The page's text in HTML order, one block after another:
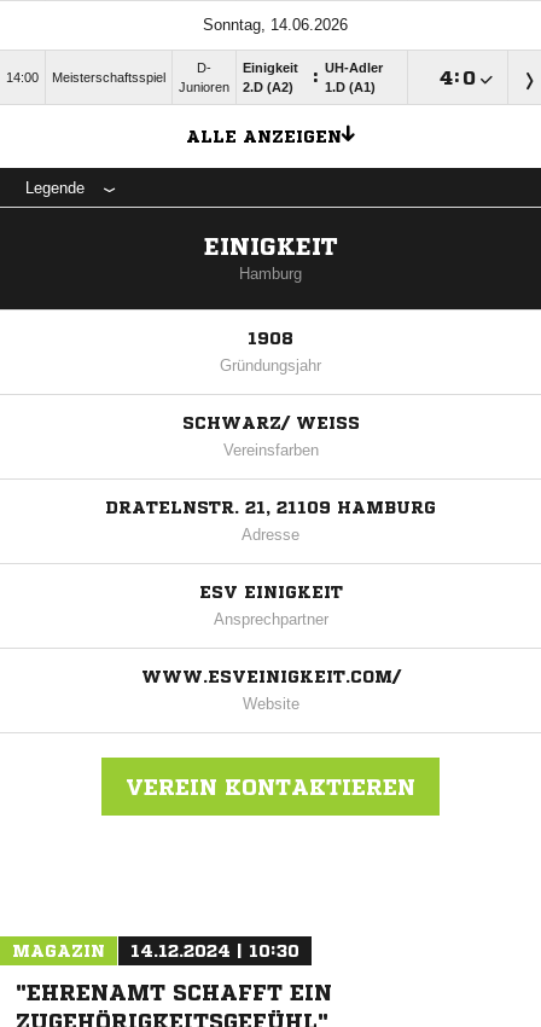
Sonntag, 14.06.2026
14:00 Meisterschaftsspiel
D-
Junioren
Einigkeit
2.D (A2)
: UH-Adler
1.D (A1)
: 
ALLE ANZEIGEN
Legende
EINIGKEIT
Hamburg
1908
Gründungsjahr
SCHWARZ/ WEISS
Vereinsfarben
DRATELNSTR. 21, 21109 HAMBURG
Adresse
ESV EINIGKEIT
Ansprechpartner
WWW.ESVEINIGKEIT.COM/
Website
VEREIN KONTAKTIEREN
MAGAZIN 14.12.2024 | 10:30
"EHRENAMT SCHAFFT EIN
ZUGEHÖRIGKEITSGEFÜHL"